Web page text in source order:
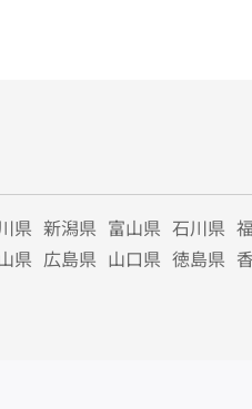
県 新潟県 富山県 石川県
県 広島県 山口県 徳島県